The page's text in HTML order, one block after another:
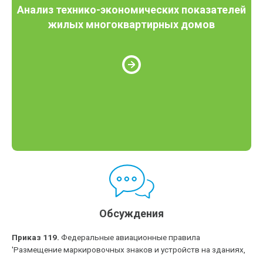
Анализ технико-экономических показателей
жилых многоквартирных домов
Обсуждения
Приказ 119. Федеральные авиационные правила
'Размещение маркировочных знаков и устройств на зданиях,